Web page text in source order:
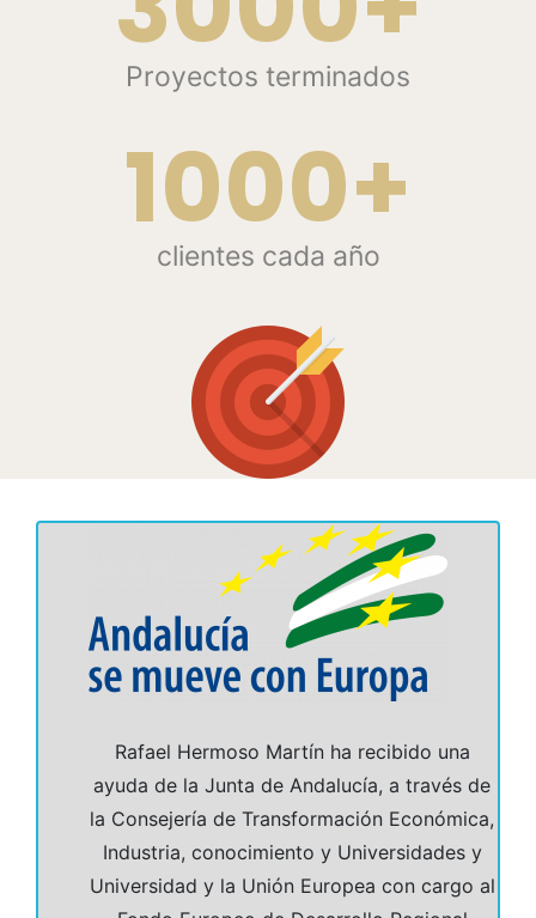
Proyectos terminados
1000+
clientes cada año
Rafael Hermoso Martín ha recibido una
ayuda de la Junta de Andalucía, a través de
la Consejería de Transformación Económica,
Industria, conocimiento y Universidades y
Universidad y la Unión Europea con cargo al